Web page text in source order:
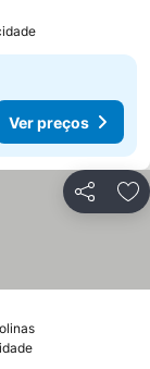
Ver preços
Partilhar